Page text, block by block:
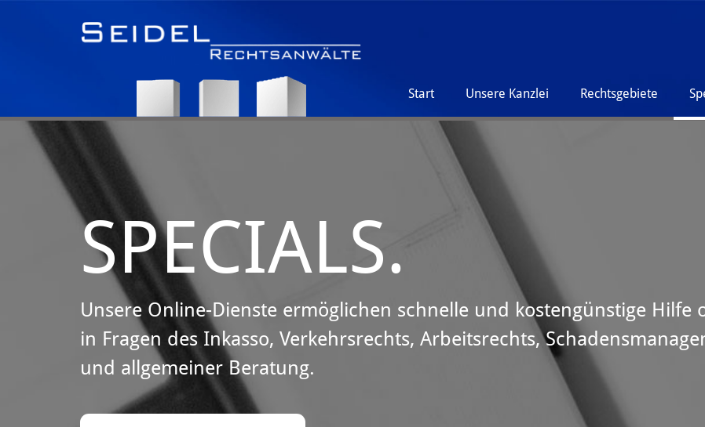
Start Unsere Kanzlei Rechtsgebiete
SPECIALS.
Unsere Online-Dienste ermöglichen schnelle und kostengünstige Hilfe
in Fragen des Inkasso, Verkehrsrechts, Arbeitsrechts,
und allgemeiner Beratung.